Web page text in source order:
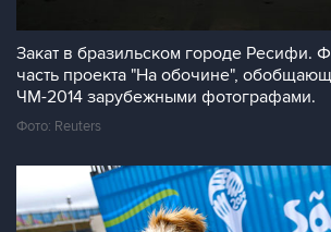
Закат в бразильском городе Ресифи.
часть проекта "На обочине",
ЧМ-2014 зарубежными фотографами.
Фото: Reuters